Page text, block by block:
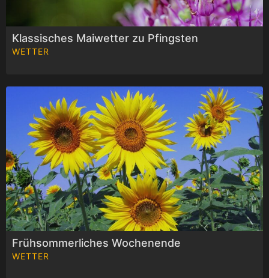
e
o
Klassisches Maiwetter zu Pfingsten
WETTER
Frühsommerliches Wochenende
WETTER